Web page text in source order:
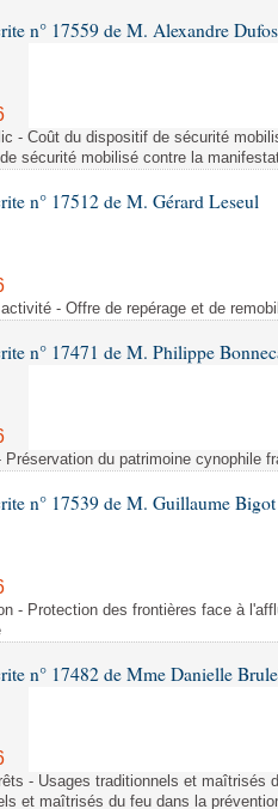
n° 17559 de M. Alexandre
- Coût du dispositif de sécurité
sécurité mobilisé contre la
n° 17512 de M. Gérard Leseul
- Offre de repérage et de
n° 17471 de M. Philippe
Préservation du patrimoine cynophile
n° 17539 de M. Guillaume Bigot
- Protection des frontières face à
n° 17482 de Mme Danielle
- Usages traditionnels et maîtrisés
et maîtrisés du feu dans la